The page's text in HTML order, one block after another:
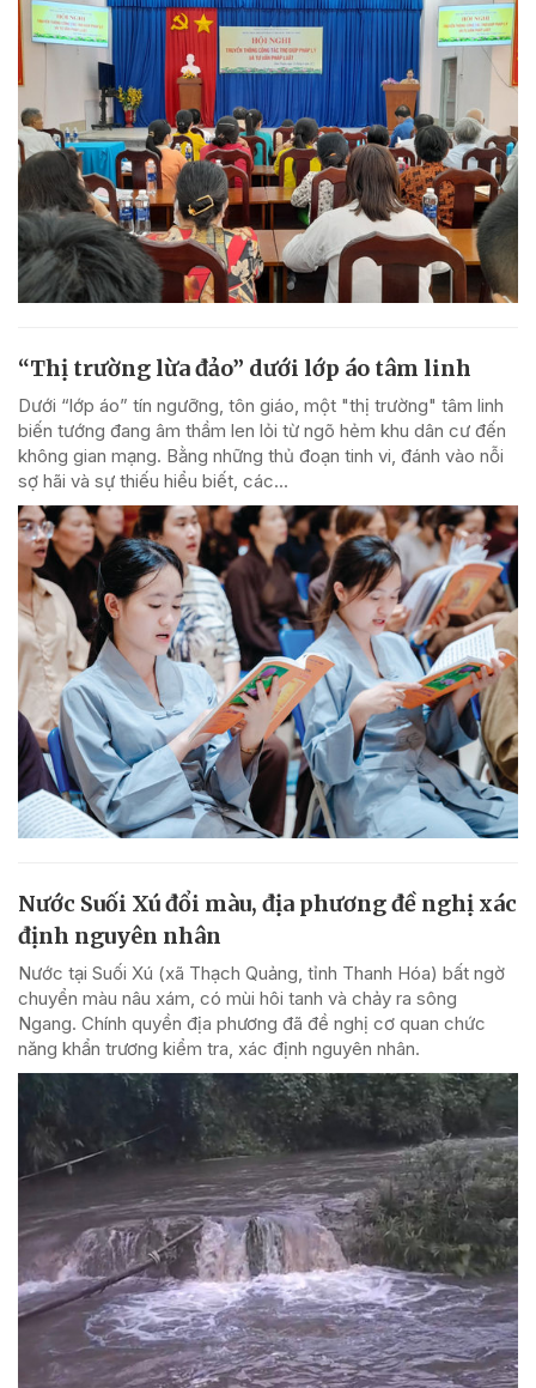
“Thị trường lừa đảo” dưới lớp áo tâm linh
Dưới “lớp áo” tín ngưỡng, tôn giáo, một "thị trường" tâm linh
biến tướng đang âm thầm len lỏi từ ngõ hẻm khu dân cư đến
không gian mạng. Bằng những thủ đoạn tinh vi, đánh vào nỗi
sợ hãi và sự thiếu hiểu biết, các...
Nước Suối Xú đổi màu, địa phương đề nghị xác
định nguyên nhân
Nước tại Suối Xú (xã Thạch Quảng, tỉnh Thanh Hóa) bất ngờ
chuyển màu nâu xám, có mùi hôi tanh và chảy ra sông
Ngang. Chính quyền địa phương đã đề nghị cơ quan chức
năng khẩn trương kiểm tra, xác định nguyên nhân.